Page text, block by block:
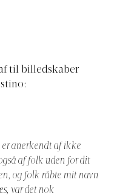
til billedskaber
er anerkendt af ikke
af folk uden for dit
og folk råbte mit navn
var det nok